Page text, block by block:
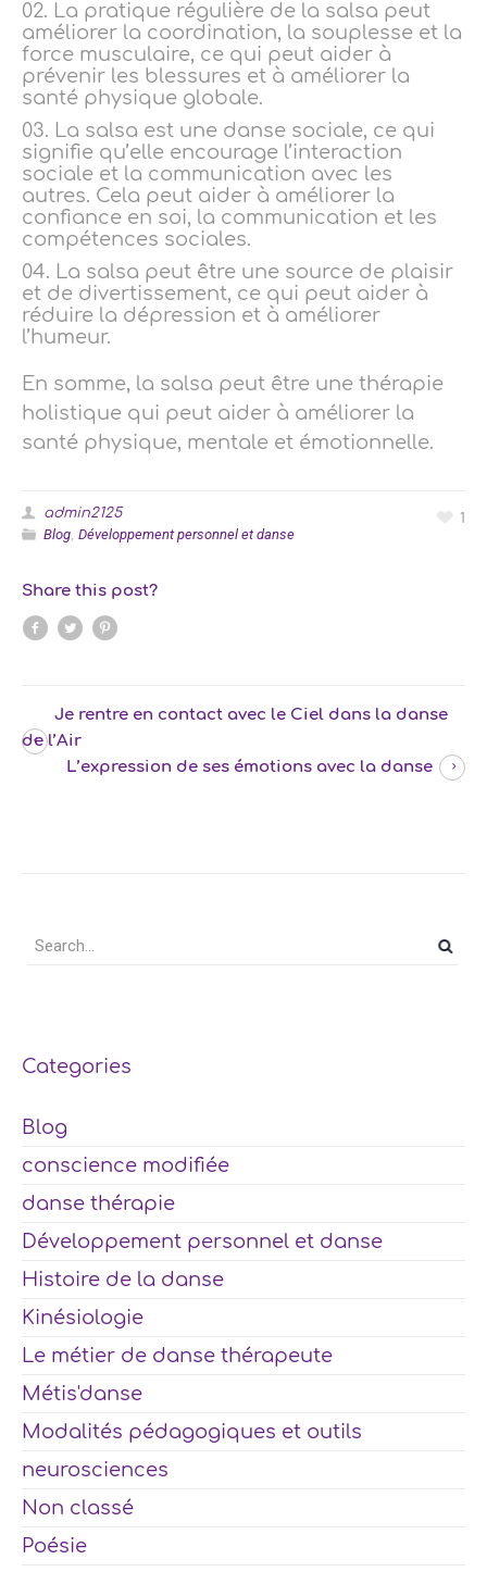
La pratique régulière de la salsa peut
améliorer la coordination, la souplesse et la
force musculaire, ce qui peut aider à
prévenir les blessures et à améliorer la
santé physique globale.
La salsa est une danse sociale, ce qui
signifie qu’elle encourage l’interaction
sociale et la communication avec les
autres. Cela peut aider à améliorer la
confiance en soi, la communication et les
compétences sociales.
La salsa peut être une source de plaisir
et de divertissement, ce qui peut aider à
réduire la dépression et à améliorer
l’humeur.
En somme, la salsa peut être une thérapie
holistique qui peut aider à améliorer la
santé physique, mentale et émotionnelle.
1
admin2125
Blog, Développement personnel et danse
Share this post?
Je rentre en contact avec le Ciel dans la danse
de l’Air
L’expression de ses émotions avec la danse
Categories
Blog
conscience modifiée
danse thérapie
Développement personnel et danse
Histoire de la danse
Kinésiologie
Le métier de danse thérapeute
Métis'danse
Modalités pédagogiques et outils
neurosciences
Non classé
Poésie